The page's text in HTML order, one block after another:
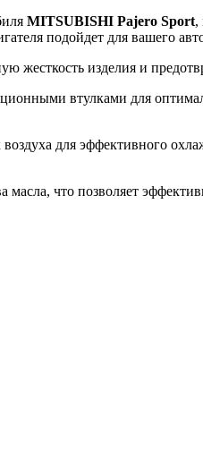
MITSUBISHI Pajero Sport,
подойдет для вашего
жесткость изделия и
втулками для
для эффективного
что позволяет